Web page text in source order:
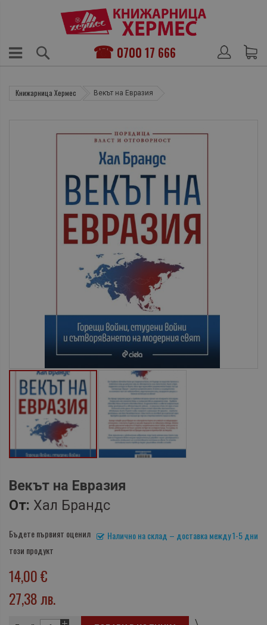
0700 17 666
Книжарница Хермес Векът на Евразия
Векът на Евразия
От: Хал Брандс
Налично на склад – доставка между 1-5 дни
Бъдете първият оценил
този продукт
14,00 €
27,38 лв.
\